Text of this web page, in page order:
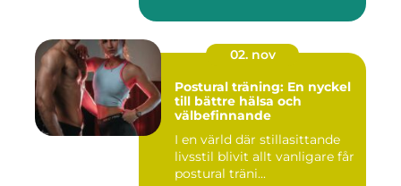
02. nov
Postural träning: En nyckel
till bättre hälsa och
välbefinnande
I en värld där stillasittande
livsstil blivit allt vanligare får
postural träni...